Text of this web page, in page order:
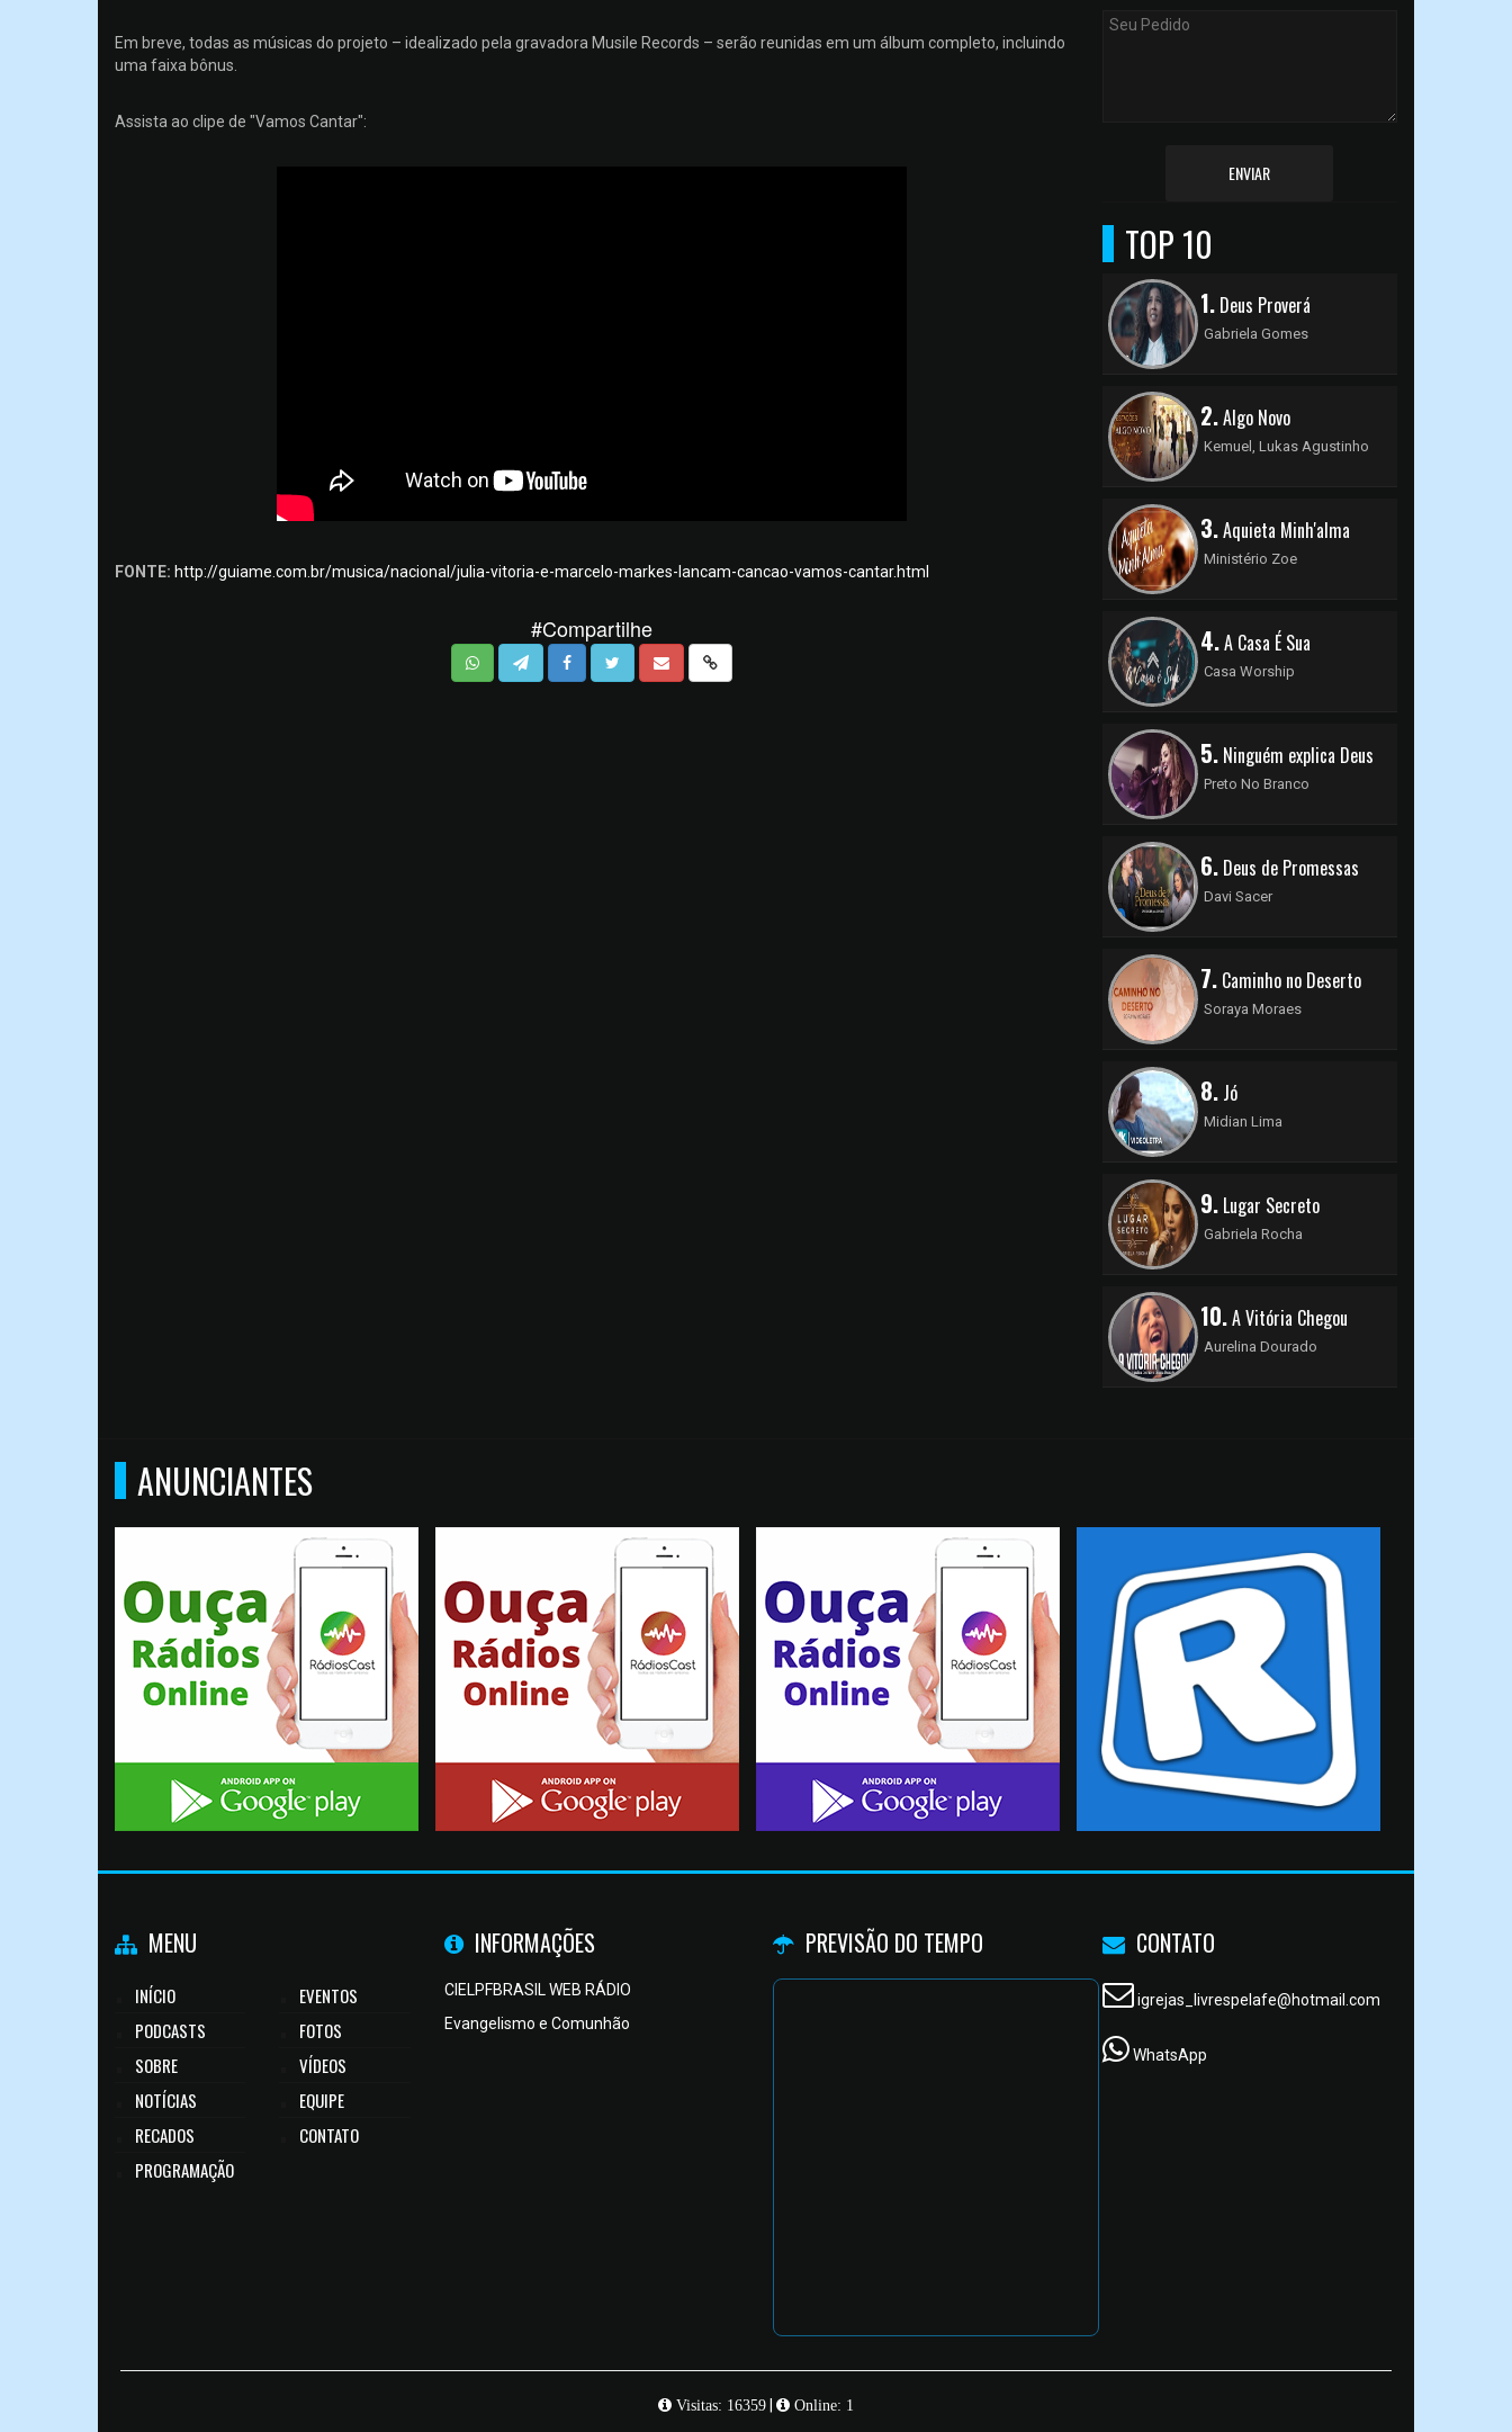
Em breve, todas as músicas do projeto – idealizado pela gravadora Musile Records – serão reunidas em um álbum completo, incluindo
uma faixa bônus.
Assista ao clipe de "Vamos Cantar":
FONTE: http://guiame.com.br/musica/nacional/julia-vitoria-e-marcelo-markes-lancam-cancao-vamos-cantar.html
#Compartilhe
ENVIAR
TOP 10
1.Deus Proverá
Gabriela Gomes
2.Algo Novo
Kemuel, Lukas Agustinho
3.Aquieta Minh'alma
Ministério Zoe
4.A Casa É Sua
Casa Worship
5.Ninguém explica Deus
Preto No Branco
6.Deus de Promessas
Davi Sacer
7.Caminho no Deserto
Soraya Moraes
8.Jó
Midian Lima
9.Lugar Secreto
Gabriela Rocha
10.A Vitória Chegou
Aurelina Dourado
ANUNCIANTES
MENU
INÍCIO
PODCASTS
SOBRE
NOTÍCIAS
RECADOS
PROGRAMAÇÃO
EVENTOS
FOTOS
VÍDEOS
EQUIPE
CONTATO
INFORMAÇÕES
CIELPFBRASIL WEB RÁDIO
Evangelismo e Comunhão
PREVISÃO DO TEMPO CONTATO
igrejas_livrespelafe@hotmail.com
WhatsApp
Visitas: 16359 Online: 1